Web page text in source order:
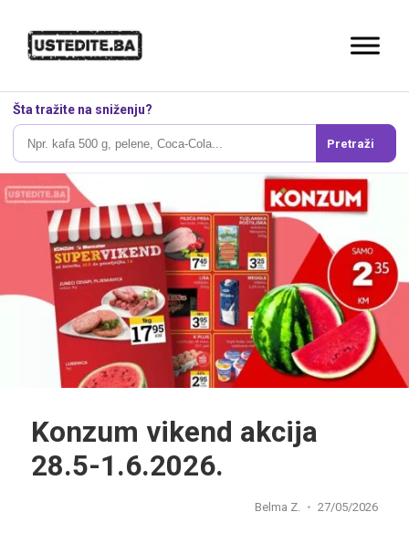
Šta tražite na sniženju?
Pretraži
Konzum vikend akcija
28.5-1.6.2026.
Belma Z. 27/05/2026